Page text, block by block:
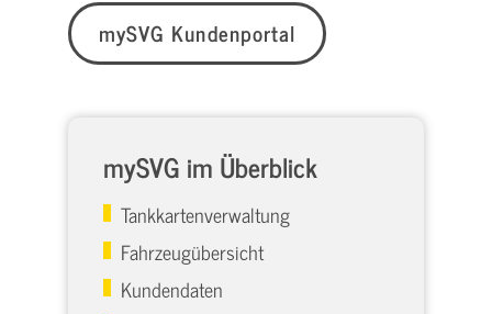
mySVG Kundenportal
mySVG im Überblick
Tankkartenverwaltung
Fahrzeugübersicht
Kundendaten